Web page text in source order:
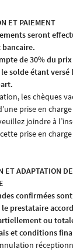
ET PAIEMENT
seront
de 30% du
solde étant
les chèques
prise en
joindre à
prise en
ET ADAPTATION
confirmées
prestataire
ou
et conditions